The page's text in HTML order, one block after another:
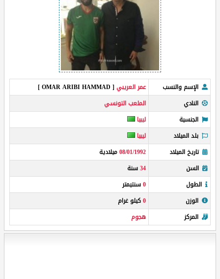
الإسم والنسب عمر العريبي [ OMAR ARIBI HAMMAD ]
النادي
الملعب التونسي
الجنسية
ليبيا
بلد الميلاد
ليبيا
تاريخ الميلاد
08/01/1992ميلادية
السن
34سنة
الطول
0سنتيمتر
الوزن
0كيلو غرام
المركز
هجوم